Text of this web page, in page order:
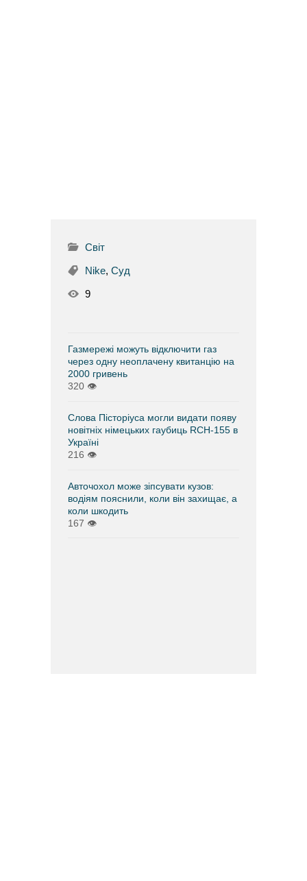
Світ
Nike, Суд
9
Газмережі можуть відключити газ
через одну неоплачену квитанцію на
2000 гривень
320 👁
Слова Пісторіуса могли видати появу
новітніх німецьких гаубиць RCH-155 в
Україні
216 👁
Авточохол може зіпсувати кузов:
водіям пояснили, коли він захищає, а
коли шкодить
167 👁